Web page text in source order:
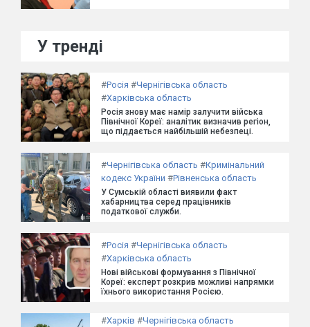
У тренді
#Росія #Чернігівська область
#Харківська область
Росія знову має намір залучити війська
Північної Кореї: аналітик визначив регіон,
що піддається найбільшій небезпеці.
#Чернігівська область #Кримінальний
кодекс України #Рівненська область
У Сумській області виявили факт
хабарництва серед працівників
податкової служби.
#Росія #Чернігівська область
#Харківська область
Нові військові формування з Північної
Кореї: експерт розкрив можливі напрямки
їхнього використання Росією.
#Харків #Чернігівська область